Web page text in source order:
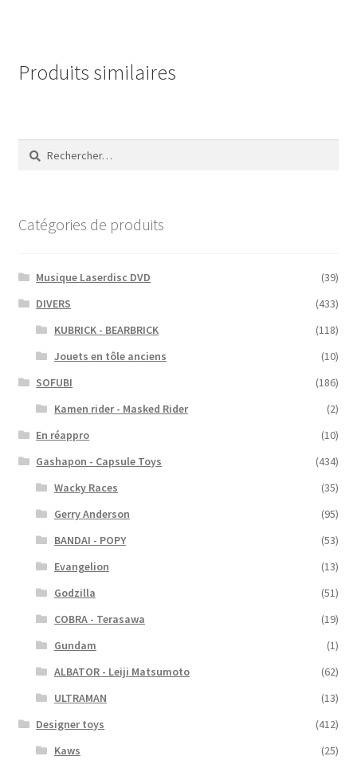
Produits similaires
Rechercher :
Catégories de produits
Musique Laserdisc DVD
(39)
DIVERS
(433)
KUBRICK - BEARBRICK
(118)
Jouets en tôle anciens
(10)
SOFUBI
(186)
Kamen rider - Masked Rider
(2)
En réappro
(10)
Gashapon - Capsule Toys
(434)
Wacky Races
(35)
Gerry Anderson
(95)
BANDAI - POPY
(53)
Evangelion
(13)
Godzilla
(51)
COBRA - Terasawa
(19)
Gundam
(1)
ALBATOR - Leiji Matsumoto
(62)
ULTRAMAN
(13)
Designer toys
(412)
Kaws
(25)